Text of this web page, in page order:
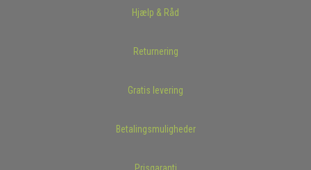
Hjælp & Råd
Returnering
Gratis levering
Betalingsmuligheder